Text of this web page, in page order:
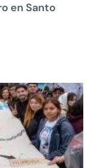
en Santo